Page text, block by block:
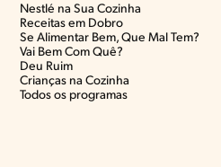
Nestlé na Sua Cozinha
Receitas em Dobro
Se Alimentar Bem, Que Mal Tem?​
Vai Bem Com Quê?​
Deu Ruim​
Crianças na Cozinha​
Todos os programas